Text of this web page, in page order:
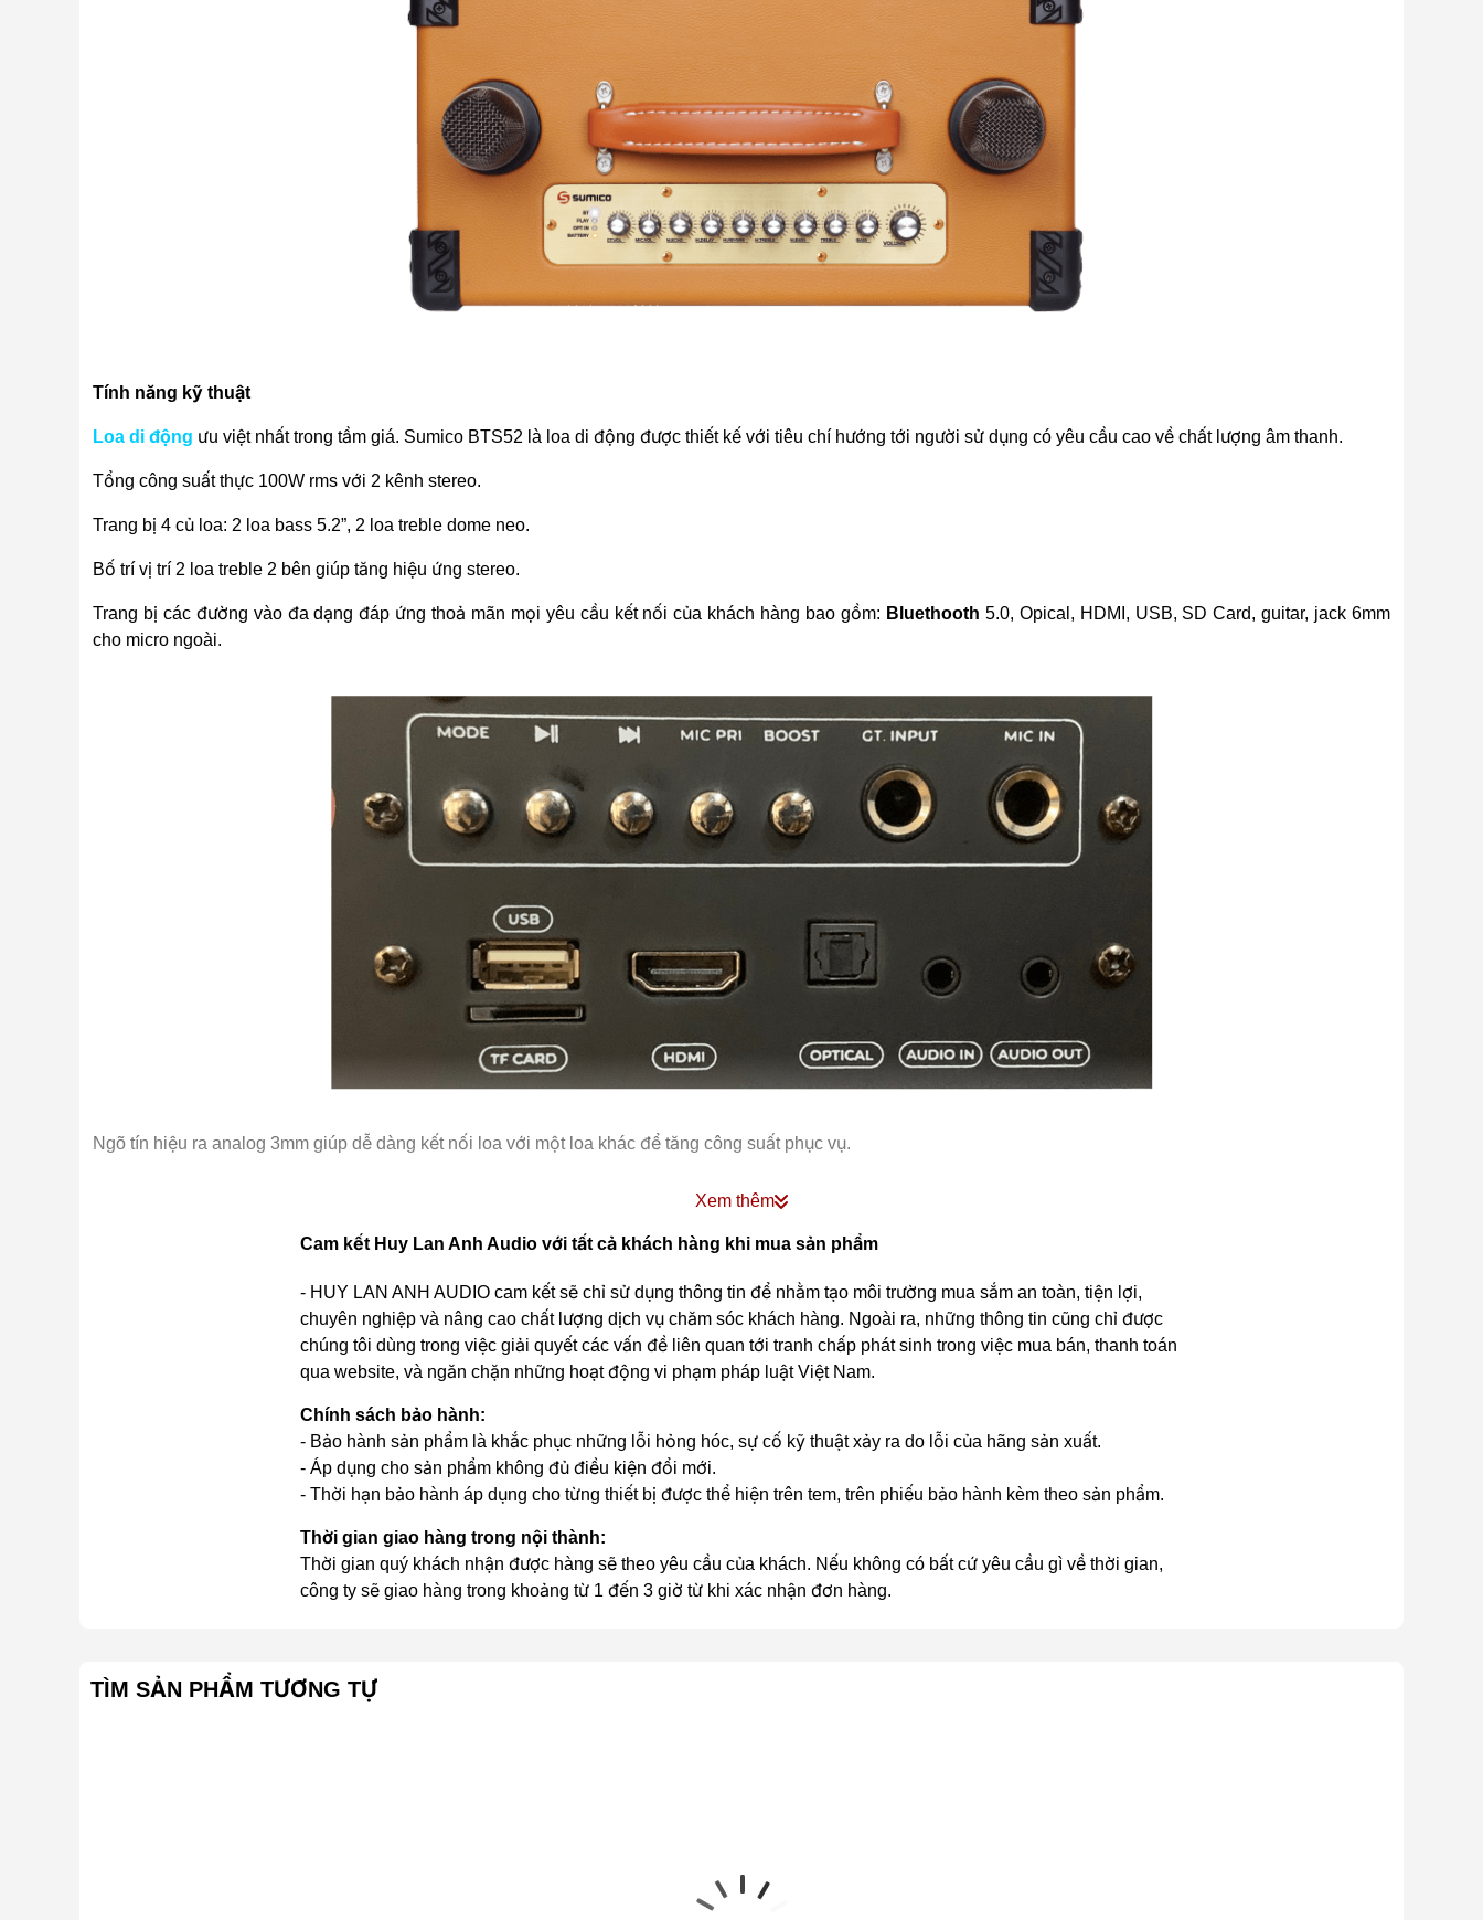
Tính năng kỹ thuật
Loa di động ưu việt nhất trong tầm giá. Sumico BTS52 là loa di động được thiết kế với tiêu chí hướng tới người sử dụng có yêu cầu cao về chất lượng âm thanh.
Tổng công suất thực 100W rms với 2 kênh stereo.
Trang bị 4 củ loa: 2 loa bass 5.2”, 2 loa treble dome neo.
Bố trí vị trí 2 loa treble 2 bên giúp tăng hiệu ứng stereo.
Trang bị các đường vào đa dạng đáp ứng thoả mãn mọi yêu cầu kết nối của khách hàng bao gồm: Bluethooth 5.0, Opical, HDMI, USB, SD Card, guitar, jack 6mm
cho micro ngoài.
Ngõ tín hiệu ra analog 3mm giúp dễ dàng kết nối loa với một loa khác để tăng công suất phục vụ.
không dây chất lượng cao cùng hiệu ứng echo và cả reverb giúp bạn dễ dàng ca hát.
Bao bọc bằng một lớp da cao cấp đẹp mắt sang trọng nổi bật và hơn thế nữa loa được bảo vệ bởi 4 ốp góc giúp bảo vệ vỏ da và góc thùng loa. Đây là điểm vượt trội
khi so sánh với các sản phẩm cùng tầm giá.
Xem thêm
Cam kết Huy Lan Anh Audio với tất cả khách hàng khi mua sản phẩm
- HUY LAN ANH AUDIO cam kết sẽ chỉ sử dụng thông tin để nhằm tạo môi trường mua sắm an toàn, tiện lợi,
chuyên nghiệp và nâng cao chất lượng dịch vụ chăm sóc khách hàng. Ngoài ra, những thông tin cũng chỉ được
chúng tôi dùng trong việc giải quyết các vấn đề liên quan tới tranh chấp phát sinh trong việc mua bán, thanh toán
qua website, và ngăn chặn những hoạt động vi phạm pháp luật Việt Nam.
Chính sách bảo hành:
- Bảo hành sản phẩm là khắc phục những lỗi hỏng hóc, sự cố kỹ thuật xảy ra do lỗi của hãng sản xuất.
- Áp dụng cho sản phẩm không đủ điều kiện đổi mới.
- Thời hạn bảo hành áp dụng cho từng thiết bị được thể hiện trên tem, trên phiếu bảo hành kèm theo sản phẩm.
Thời gian giao hàng trong nội thành:
Thời gian quý khách nhận được hàng sẽ theo yêu cầu của khách. Nếu không có bất cứ yêu cầu gì về thời gian,
công ty sẽ giao hàng trong khoảng từ 1 đến 3 giờ từ khi xác nhận đơn hàng.
TÌM SẢN PHẨM TƯƠNG TỰ